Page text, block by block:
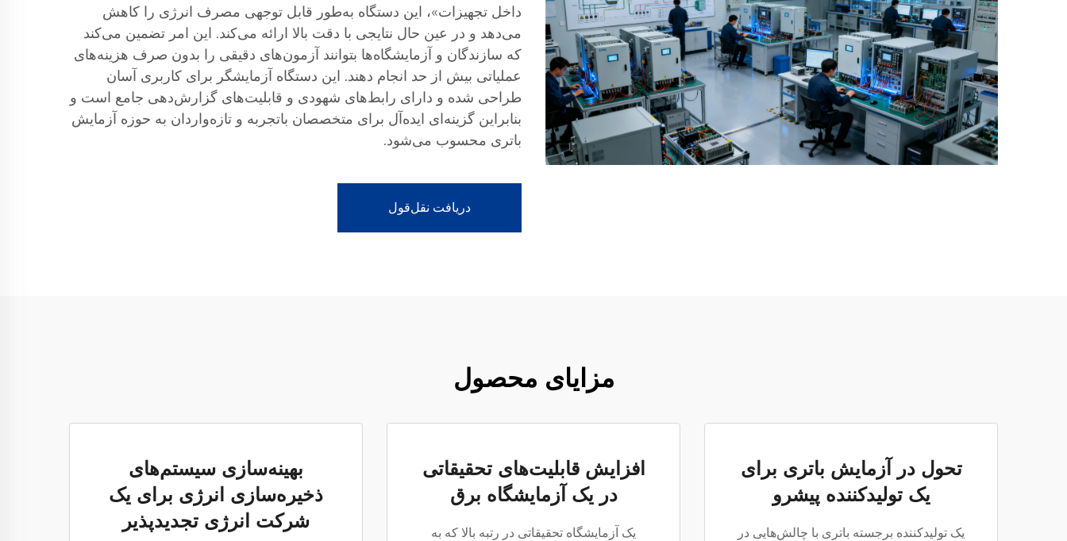
داخل تجهیزات»، این دستگاه به‌طور قابل توجهی مصرف انرژی را کاهش
می‌دهد و در عین حال نتایجی با دقت بالا ارائه می‌کند. این امر تضمین می‌کند
که سازندگان و آزمایشگاه‌ها بتوانند آزمون‌های دقیقی را بدون صرف هزینه‌های
عملیاتی بیش از حد انجام دهند. این دستگاه آزمایشگر برای کاربری آسان
طراحی شده و دارای رابط‌های شهودی و قابلیت‌های گزارش‌دهی جامع است و
بنابراین گزینه‌ای ایده‌آل برای متخصصان باتجربه و تازه‌واردان به حوزه آزمایش
باتری محسوب می‌شود.
دریافت نقل‌قول
مزایای محصول
تحول در آزمایش باتری برای
یک تولیدکننده پیشرو
یک تولیدکننده برجسته باتری با چالش‌هایی در
افزایش قابلیت‌های تحقیقاتی
در یک آزمایشگاه برق
یک آزمایشگاه تحقیقاتی در رتبه بالا که به
بهینه‌سازی سیستم‌های
ذخیره‌سازی انرژی برای یک
شرکت انرژی تجدیدپذیر